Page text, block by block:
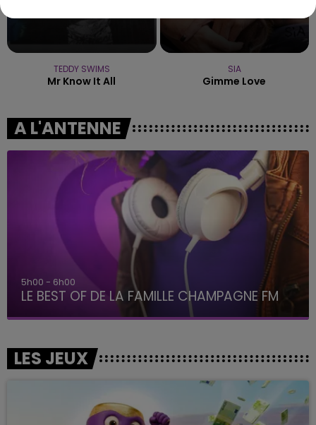
TEDDY SWIMS
Mr Know It All
SIA
Gimme Love
A L'ANTENNE
5h00 - 6h00
LE BEST OF DE LA FAMILLE CHAMPAGNE FM
LES JEUX